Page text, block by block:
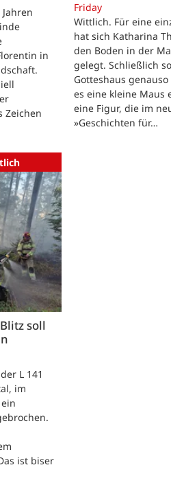
in
Zeichen
Friday
Wittlich. Für eine
hat sich Katharina
den Boden in der
gelegt. Schließlich
Gotteshaus
es eine kleine Maus
eine Figur, die im
»Geschichten für…
soll
L 141
im
ist biser